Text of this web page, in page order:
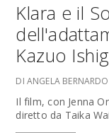
Klara e il
Kazuo
DI ANGELA
Il film, con Jenna
diretto da Taika